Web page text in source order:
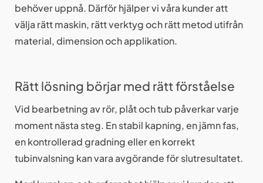
behöver uppnå. Därför hjälper vi våra kunder att
välja rätt maskin, rätt verktyg och rätt metod utifrån
material, dimension och applikation.
Rätt lösning börjar med rätt förståelse
Vid bearbetning av rör, plåt och tub påverkar varje
moment nästa steg. En stabil kapning, en jämn fas,
en kontrollerad gradning eller en korrekt
tubinvalsning kan vara avgörande för slutresultatet.